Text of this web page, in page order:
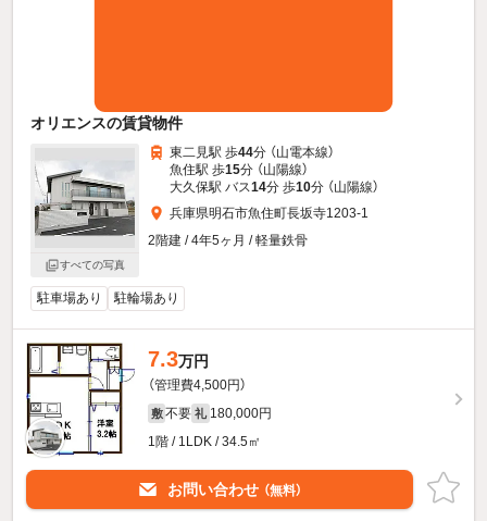
オリエンスの賃貸物件
すべての写真
東二見駅 歩44分 （山電本線）
魚住駅 歩15分 （山陽線）
大久保駅 バス14分 歩10分 （山陽線）
兵庫県明石市魚住町長坂寺1203-1
2階建 / 4年5ヶ月 / 軽量鉄骨
駐車場あり 駐輪場あり
7.3万円
（管理費4,500円）
敷 不要 礼 180,000円
1階 / 1LDK / 34.5㎡
お問い合わせ （無料）